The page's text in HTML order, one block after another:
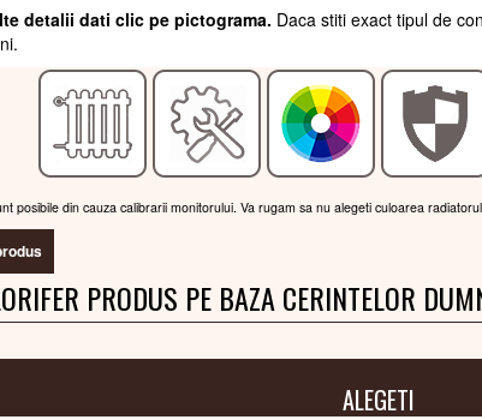
detalii dati clic pe pictograma. Daca stiti exact tipul de
posibile din cauza calibrarii monitorului. Va rugam sa nu alegeti culoarea
PRODUS PE BAZA CERINTELOR
ALEGETI